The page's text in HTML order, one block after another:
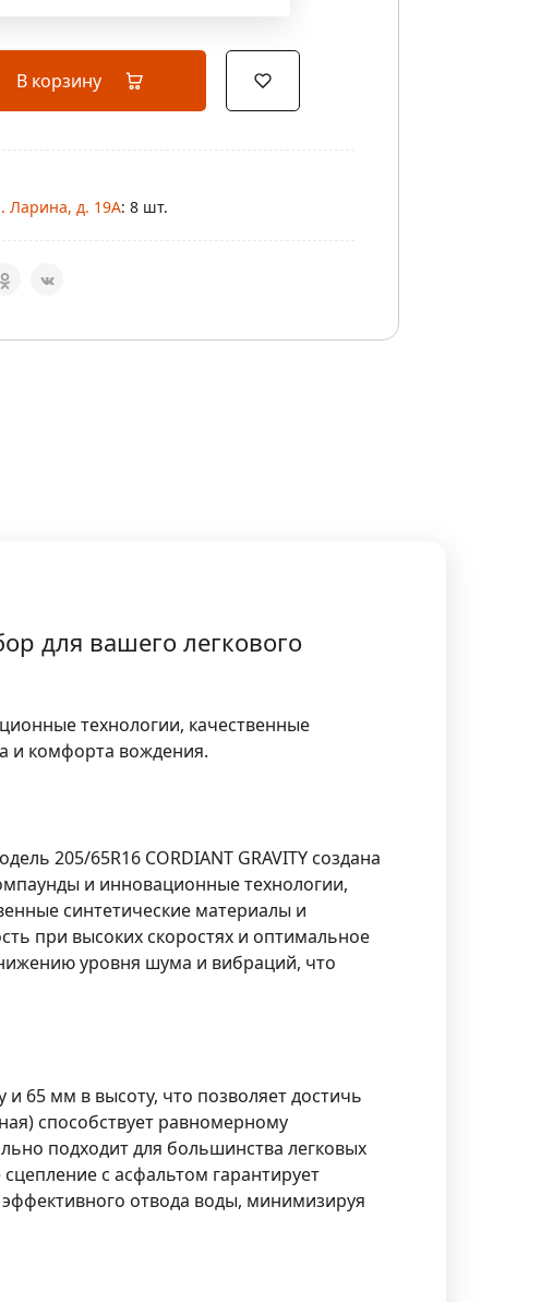
В корзину
Ларина, д. 19А: 8 шт.
для вашего легкового
технологии, качественные
и комфорта вождения.
205/65R16 CORDIANT GRAVITY создана
и инновационные технологии,
синтетические материалы и
при высоких скоростях и оптимальное
уровня шума и вибраций, что
65 мм в высоту, что позволяет достичь
способствует равномерному
подходит для большинства легковых
с асфальтом гарантирует
отвода воды, минимизируя